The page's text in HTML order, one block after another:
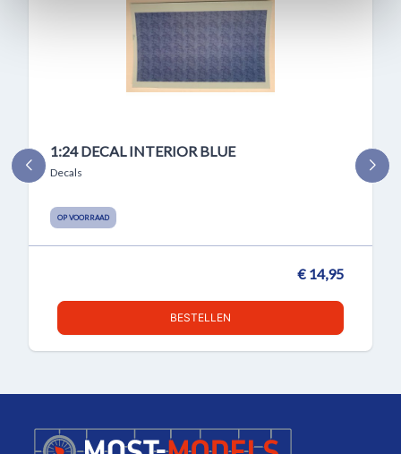
1:24 DECAL INTERIOR BLUE
Decals
OP VOORRAAD
€ 14,95
BESTELLEN